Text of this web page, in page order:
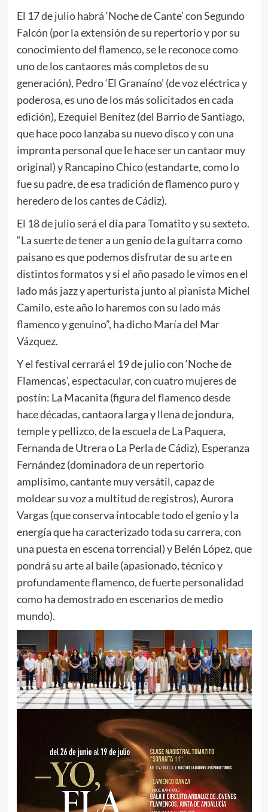
El 17 de julio habrá ‘Noche de Cante’ con Segundo
Falcón (por la extensión de su repertorio y por su
conocimiento del flamenco, se le reconoce como
uno de los cantaores más completos de su
generación), Pedro ‘El Granaíno’ (de voz eléctrica y
poderosa, es uno de los más solicitados en cada
edición), Ezequiel Benítez (del Barrio de Santiago,
que hace poco lanzaba su nuevo disco y con una
impronta personal que le hace ser un cantaor muy
original) y Rancapino Chico (estandarte, como lo
fue su padre, de esa tradición de flamenco puro y
heredero de los cantes de Cádiz).
El 18 de julio será el día para Tomatito y su sexteto.
“La suerte de tener a un genio de la guitarra como
paisano es que podemos disfrutar de su arte en
distintos formatos y si el año pasado le vimos en el
lado más jazz y aperturista junto al pianista Michel
Camilo, este año lo haremos con su lado más
flamenco y genuino”, ha dicho María del Mar
Vázquez.
Y el festival cerrará el 19 de julio con ‘Noche de
Flamencas’, espectacular, con cuatro mujeres de
postín: La Macanita (figura del flamenco desde
hace décadas, cantaora larga y llena de jondura,
temple y pellizco, de la escuela de La Paquera,
Fernanda de Utrera o La Perla de Cádiz), Esperanza
Fernández (dominadora de un repertorio
amplísimo, cantante muy versátil, capaz de
moldear su voz a multitud de registros), Aurora
Vargas (que conserva intocable todo el genio y la
energía que ha caracterizado toda su carrera, con
una puesta en escena torrencial) y Belén López, que
pondrá su arte al baile (apasionado, técnico y
profundamente flamenco, de fuerte personalidad
como ha demostrado en escenarios de medio
mundo).